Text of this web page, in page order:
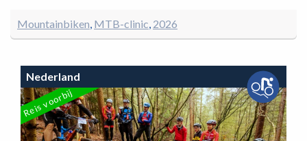
Mountainbiken MTB-clinic 2026
Nederland
Reis voorbij